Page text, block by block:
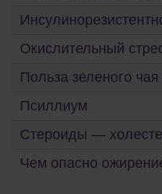
Окислительный
Польза зеленого
Псиллиум
Стероиды —
Чем опасно